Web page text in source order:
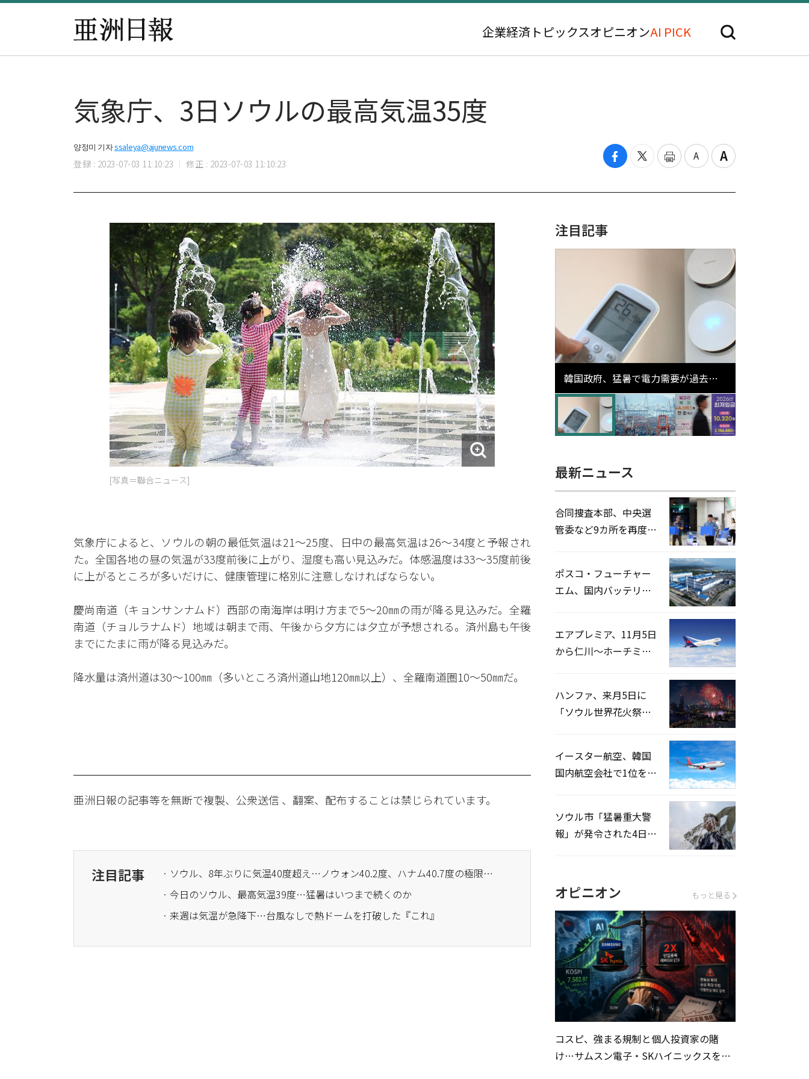
企業経済 トピックスオピニオンAI PICK
気象庁、3日ソウルの最高気温35度
양정미 기자ssaleya@ajunews.com
登録 : 2023-07-03 11:10:23 修正 : 2023-07-03 11:10:23
[写真＝聯合ニュース]
気象庁によると、ソウルの朝の最低気温は21～25度、日中の最高気温は26～34度と予報され
た。全国各地の昼の気温が33度前後に上がり、湿度も高い見込みだ。体感温度は33～35度前後
に上がるところが多いだけに、健康管理に格別に注意しなければならない。
慶尚南道（キョンサンナムド）西部の南海岸は明け方まで5～20㎜の雨が降る見込みだ。全羅
南道（チョルラナムド）地域は朝まで雨、午後から夕方には夕立が予想される。済州島も午後
までにたまに雨が降る見込みだ。
降水量は済州道は30～100㎜（多いところ済州道山地120㎜以上）、全羅南道圏10～50㎜だ。
亜洲日報の記事等を無断で複製、公衆送信 、翻案、配布することは禁じられています。
注目記事
· ソウル、8年ぶりに気温40度超え…ノウォン40.2度、ハナム40.7度の極限猛暑
· 今日のソウル、最高気温39度…猛暑はいつまで続くのか
· 来週は気温が急降下…台風なしで熱ドームを打破した『これ』
注目記事
韓国政府、猛暑で電力需要が過去最
高更新の可能性に需給対応体制を点
検
最新ニュース
合同捜査本部、中央選
管委など9カ所を再度家
ポスコ・フューチャー
エム、国内バッテリー
エアプレミア、11月5日
から仁川〜ホーチミン
ハンファ、来月5日に
「ソウル世界花火祭り
イースター航空、韓国
国内航空会社で1位を記
ソウル市「猛暑重大警
報」が発令された4日、
オピニオン もっと見る
コスピ、強まる規制と個人投資家の賭
け…サムスン電子・SKハイニックスを巡